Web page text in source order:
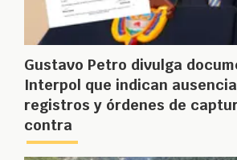
Gustavo Petro divulga
Interpol que indican
registros y órdenes de
contra